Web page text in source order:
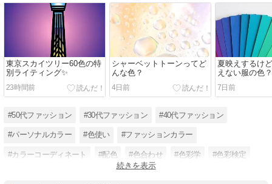
東京スカイツリー60色の特
別ライティング✨
23時間前
シャーベットトーンってど
んな色？
4日前
夏映えするけ
えない服の色？
7日前
#50代ファッション #30代ファッション #40代ファッション
#パーソナルカラー #色使い #ファッションカラー
#カラーコーディネート #配色 #色合わせ #色彩学 #色彩検定
続きを表示